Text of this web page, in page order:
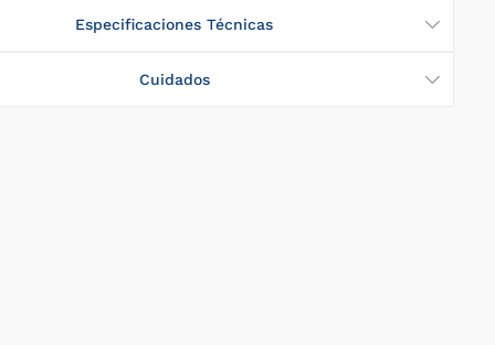
Especificaciones Técnicas
Cuidados